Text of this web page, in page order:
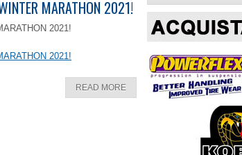
MARATHON 2021!
2021!
2021!
READ MORE